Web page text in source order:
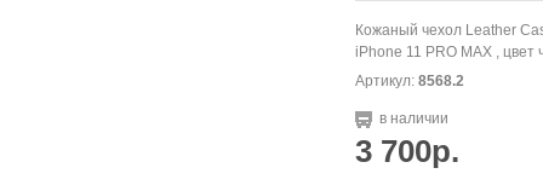
Кожаный чехол Leather
iPhone 11 PRO MAX , цвет
Артикул: 8568.2
в наличии
3 700р.